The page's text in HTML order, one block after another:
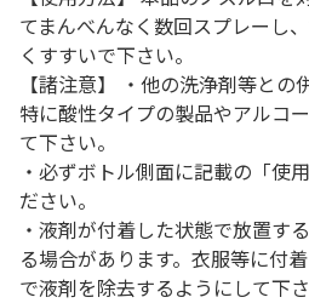
てまんべんなく数回スプレーし
くすすいで下さい。
【諸注意】 ・他の洗浄剤等との
特に酸性タイプの製品やアルコ
て下さい。
・必ずボトル側面に記載の「使
ださい。
・液剤が付着した状態で放置す
る場合があります。衣服等に付
で液剤を除去するようにして下さ